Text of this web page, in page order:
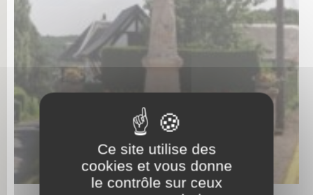
Ce site utilise des
cookies et vous donne
le contrôle sur ceux